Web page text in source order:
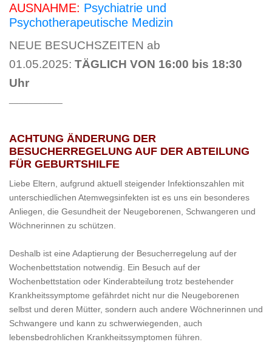
AUSNAHME: Psychiatrie und
Psychotherapeutische Medizin
NEUE BESUCHSZEITEN ab
01.05.2025: TÄGLICH VON 16:00 bis 18:30
Uhr
ACHTUNG ÄNDERUNG DER
BESUCHERREGELUNG AUF DER ABTEILUNG
FÜR GEBURTSHILFE
Liebe Eltern, aufgrund aktuell steigender Infektionszahlen mit
unterschiedlichen Atemwegsinfekten ist es uns ein besonderes
Anliegen, die Gesundheit der Neugeborenen, Schwangeren und
Wöchnerinnen zu schützen.
Deshalb ist eine Adaptierung der Besucherregelung auf der
Wochenbettstation notwendig. Ein Besuch auf der
Wochenbettstation oder Kinderabteilung trotz bestehender
Krankheitssymptome gefährdet nicht nur die Neugeborenen
selbst und deren Mütter, sondern auch andere Wöchnerinnen und
Schwangere und kann zu schwerwiegenden, auch
lebensbedrohlichen Krankheitssymptomen führen.